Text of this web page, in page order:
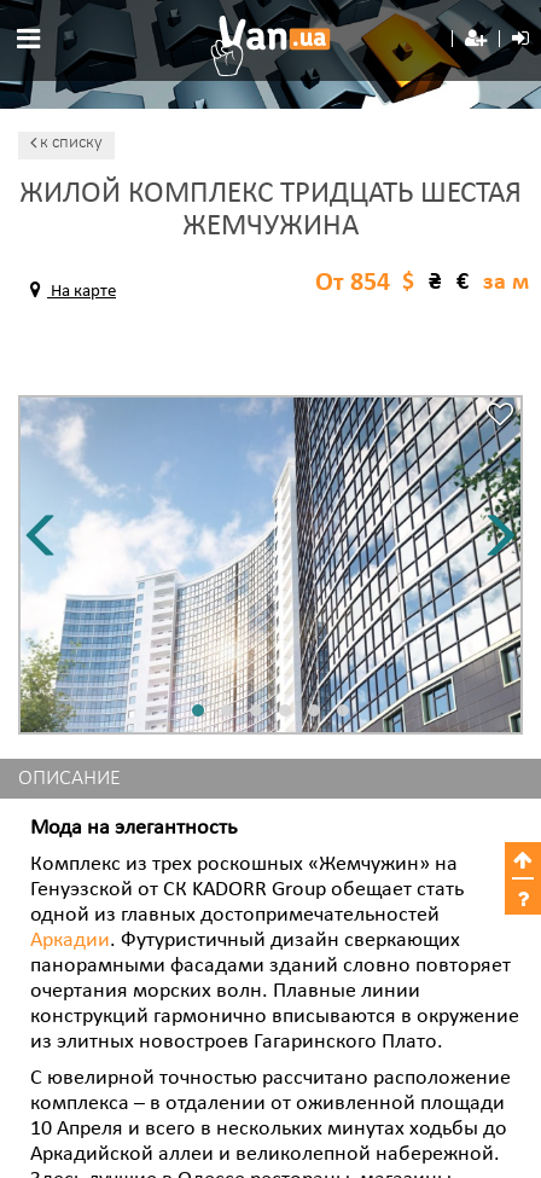
к списку
ЖИЛОЙ КОМПЛЕКС ТРИДЦАТЬ ШЕСТАЯ
ЖЕМЧУЖИНА
На карте $ ₴ € за м
От 854
ОПИСАНИЕ
Мода на элегантность
Комплекс из трех роскошных «Жемчужин» на
Генуэзской от СК KADORR Group обещает стать
одной из главных достопримечательностей
Аркадии. Футуристичный дизайн сверкающих
панорамными фасадами зданий словно повторяет
очертания морских волн. Плавные линии
конструкций гармонично вписываются в окружение
из элитных новостроев Гагаринского Плато.
С ювелирной точностью рассчитано расположение
комплекса – в отдалении от оживленной площади
10 Апреля и всего в нескольких минутах ходьбы до
Аркадийской аллеи и великолепной набережной.